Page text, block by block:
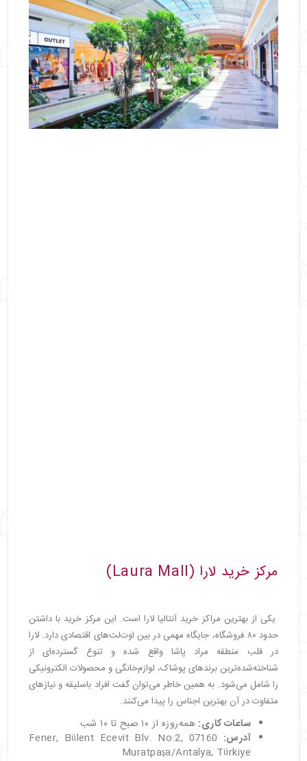
مرکز خرید لارا (Laura Mall)
یکی از بهترین مراکز خرید آنتالیا لارا است. این مرکز خرید با داشتن
حدود ۸۰ فروشگاه، جایگاه مهمی در بین اوت‌لت‌های اقتصادی دارد. لارا
در قلب منطقه مراد پاشا واقع شده و تنوع گسترده‌ای از
شناخته‌شده‌ترین برندهای پوشاک، لوازم‌خانگی و محصولات الکترونیکی
را شامل می‌شود. به همین خاطر می‌توان گفت افراد باسلیقه و نیازهای
متفاوت در آن بهترین اجناس را پیدا می‌کنند.
ساعات کاری: همه‌روزه از ۱۰ صبح تا ۱۰ شب
آدرس: Fener, Bülent Ecevit Blv. No:2, 07160
Muratpaşa/Antalya, Türkiye